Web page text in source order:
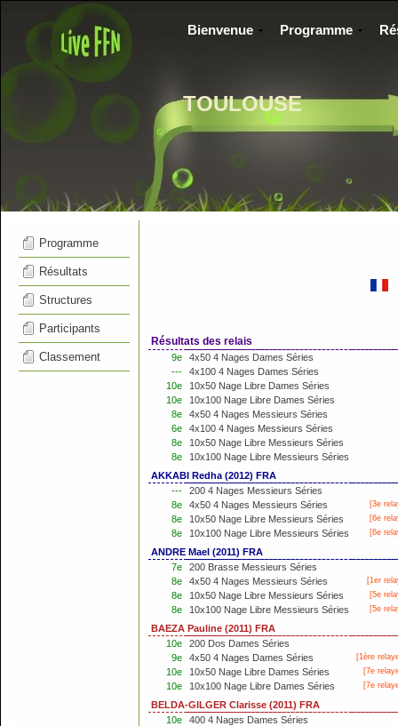
TOULOUSE
Bienvenue Programme
Programme
Résultats
Structures
Participants
Classement
Résultats des relais
9e
4x50 4 Nages Dames Séries
---
4x100 4 Nages Dames Séries
10e
10x50 Nage Libre Dames Séries
10e
10x100 Nage Libre Dames Séries
8e
4x50 4 Nages Messieurs Séries
6e
4x100 4 Nages Messieurs Séries
8e
10x50 Nage Libre Messieurs Séries
8e
10x100 Nage Libre Messieurs Séries
AKKABI Redha (2012) FRA
---
200 4 Nages Messieurs Séries
8e
4x50 4 Nages Messieurs Séries [3e
8e 10x50 Nage Libre Messieurs Séries [6e
8e 10x100 Nage Libre Messieurs Séries [6e
ANDRE Mael (2011) FRA
7e
200 Brasse Messieurs Séries
8e
4x50 4 Nages Messieurs Séries [1er
8e 10x50 Nage Libre Messieurs Séries [5e
8e 10x100 Nage Libre Messieurs Séries [5e
BAEZA Pauline (2011) FRA
10e
200 Dos Dames Séries
9e
4x50 4 Nages Dames Séries [1ère
10e 10x50 Nage Libre Dames Séries [7e
10e 10x100 Nage Libre Dames Séries [7e
BELDA-GILGER Clarisse (2011) FRA
10e
400 4 Nages Dames Séries